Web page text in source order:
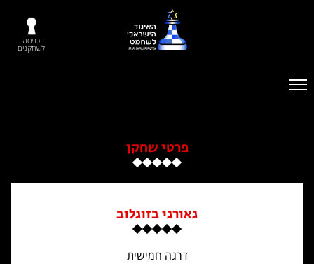
כניסה
לשחקנים
פרטי שחקן
גאורגי בזוגלוב
דרגה חמישית